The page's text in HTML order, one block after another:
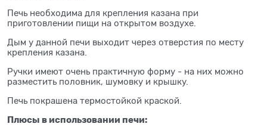
Печь необходима для крепления казана при
приготовлении пищи на открытом воздухе.
Дым у данной печи выходит через отверстия по месту
крепления казана.
Ручки имеют очень практичную форму - на них можно
разместить половник, шумовку и крышку.
Печь покрашена термостойкой краской.
Плюсы в использовании печи: